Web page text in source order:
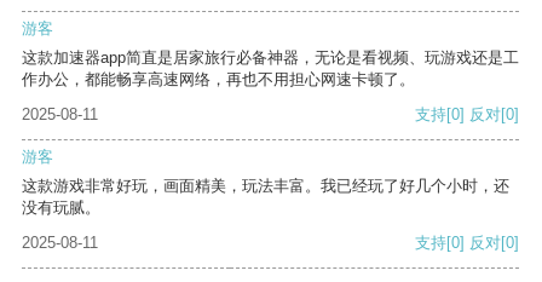
游客
这款加速器app简直是居家旅行必备神器，无论是看视频、玩游戏还是工
作办公，都能畅享高速网络，再也不用担心网速卡顿了。
2025-08-11
支持[0] 反对[0]
游客
这款游戏非常好玩，画面精美，玩法丰富。我已经玩了好几个小时，还
没有玩腻。
2025-08-11
支持[0] 反对[0]